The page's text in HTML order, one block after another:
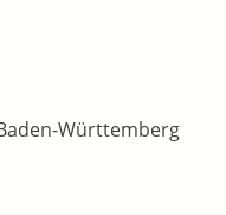
Württemberg